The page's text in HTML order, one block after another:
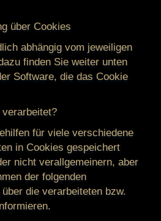
über Cookies
abhängig vom jeweiligen
finden Sie weiter unten
Software, die das Cookie
für viele verschiedene
in Cookies gespeichert
nicht verallgemeinern, aber
der folgenden
die verarbeiteten bzw.